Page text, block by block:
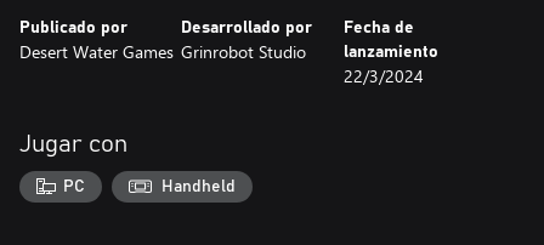
Publicado por
Desert Water Games
Desarrollado por
Grinrobot Studio
Fecha de
lanzamiento
22/3/2024
Jugar con
PC Handheld